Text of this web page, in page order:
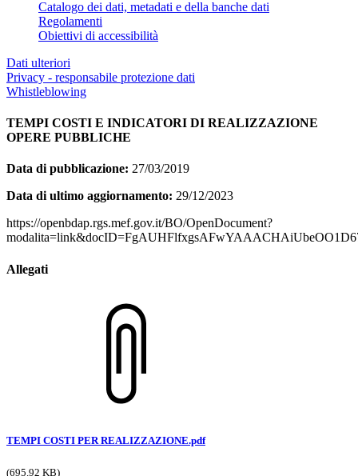
Catalogo dei dati, metadati e della banche dati
Regolamenti
Obiettivi di accessibilità
Dati ulteriori
Privacy - responsabile protezione dati
Whistleblowing
TEMPI COSTI E INDICATORI DI REALIZZAZIONE
OPERE PUBBLICHE
Data di pubblicazione: 27/03/2019
Data di ultimo aggiornamento: 29/12/2023
https://openbdap.rgs.mef.gov.it/BO/OpenDocument?
Allegati
TEMPI COSTI PER REALIZZAZIONE.pdf
(695.92 KB)